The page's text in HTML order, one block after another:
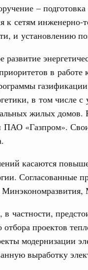
–
к сетям инженерно-
и установлению
развитие
в
в том числе
жилых домов.
«Газпром».
касаются
Согласованные
частности,
отбора проектов
модернизации
выработку
Татьяна Голикова
пятница
Городская среда
заседание
лучших
Кравцов
на
политики
Ярославскую